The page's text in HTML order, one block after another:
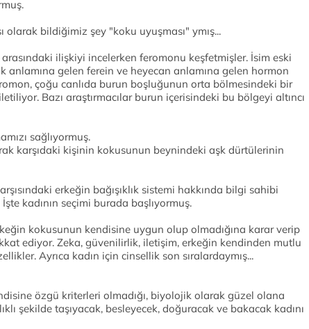
olarak bildiğimiz şey "koku uyuşması" ymış...
ilişkiyi incelerken feromonu keşfetmişler. İsim eski
anlamına gelen ferein ve heyecan anlamına gelen hormon
çoğu canlıda burun boşluğunun orta bölmesindeki bir
Bazı araştırmacılar burun içerisindeki bu bölgeyi altıncı
sağlıyormuş.
karşıdaki kişinin kokusunun beynindeki aşk dürtülerinin
erkeğin bağışıklık sistemi hakkında bilgi sahibi
kadının seçimi burada başlıyormuş.
kokusunun kendisine uygun olup olmadığına karar verip
ediyor. Zeka, güvenilirlik, iletişim, erkeğin kendinden mutlu
Ayrıca kadın için cinsellik son sıralardaymış...
özgü kriterleri olmadığı, biyolojik olarak güzel olana
şekilde taşıyacak, besleyecek, doğuracak ve bakacak kadını